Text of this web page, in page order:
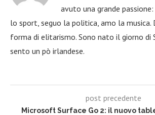
avuto una grande passione:
lo sport, seguo la politica, amo la musica.
forma di elitarismo. Sono nato il giorno di
sento un pò irlandese.
post precedente
Microsoft Surface Go 2: il nuovo